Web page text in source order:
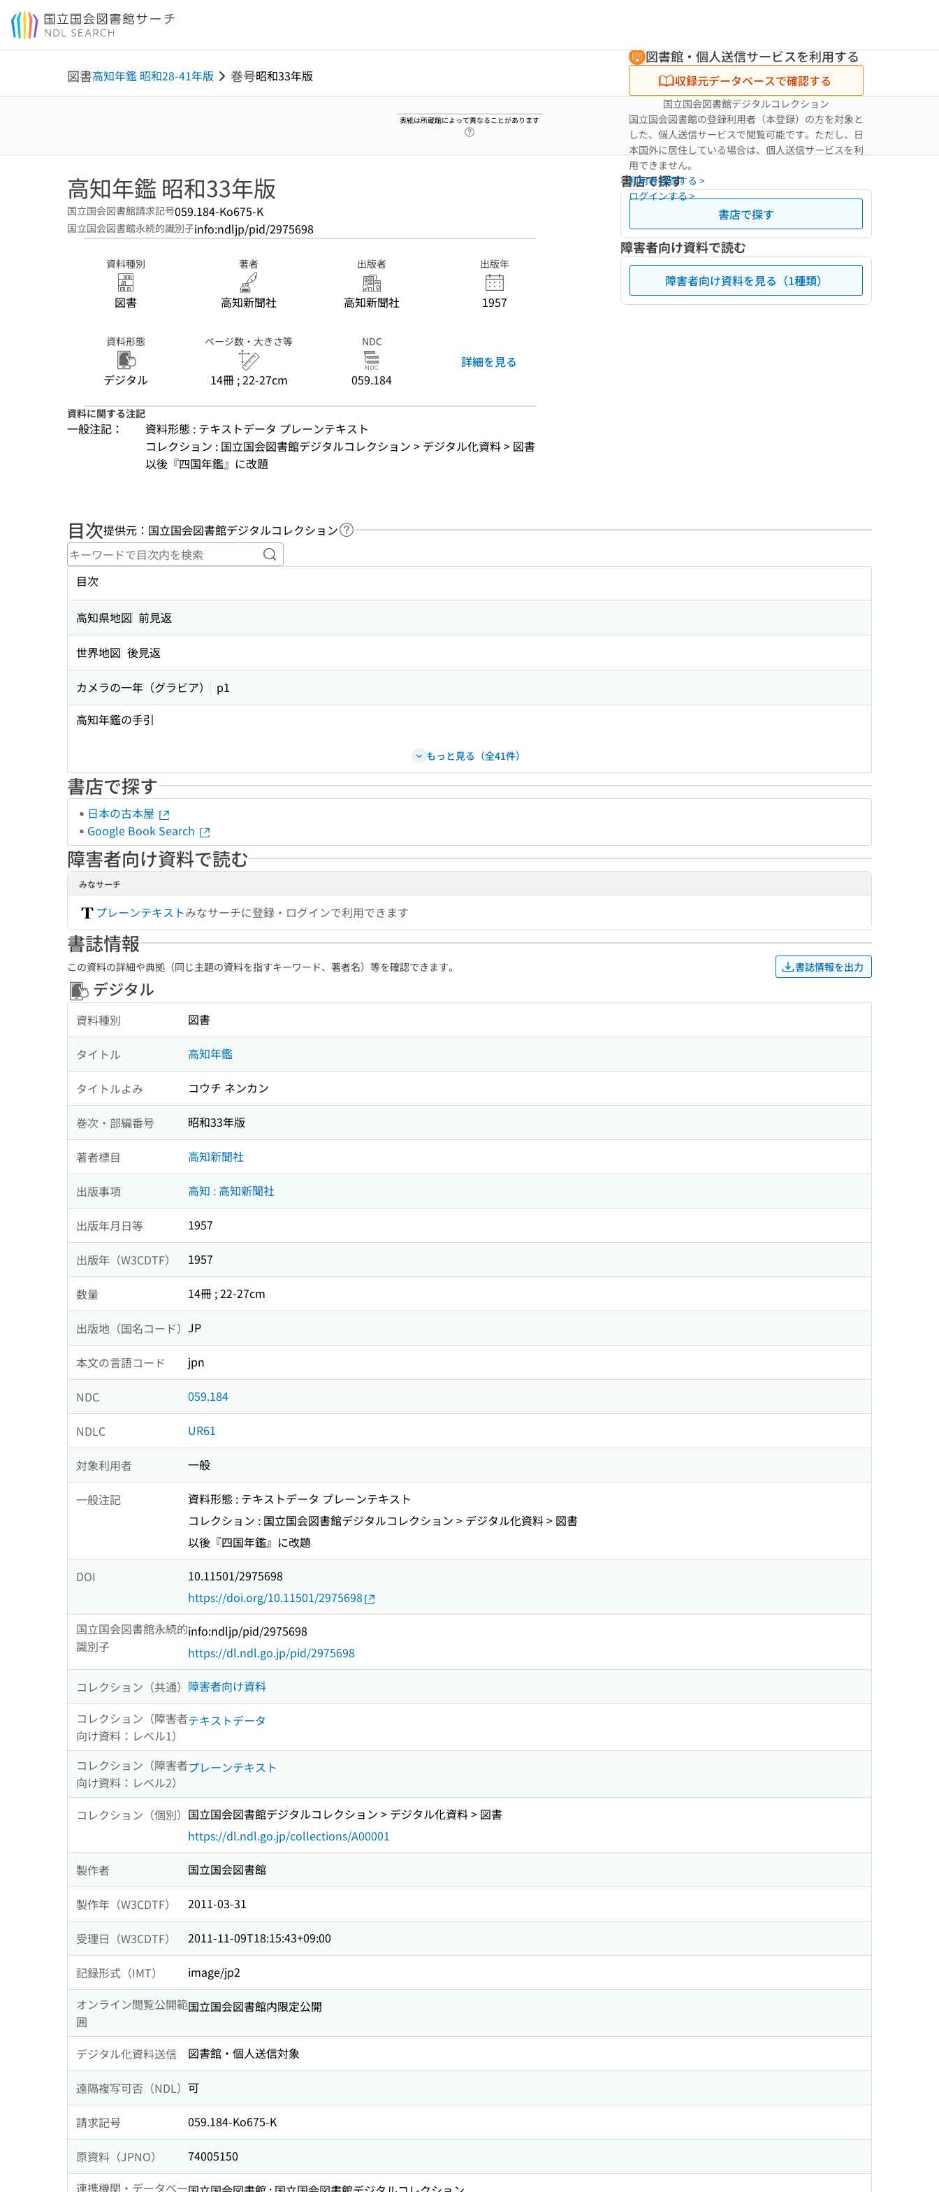
本文へ移動
図書高知年鑑 昭和28-41年版 巻号昭和33年版
表紙は所蔵館によって異なることがあります
図書館・個人送信サービスを利用する
収録元データベースで確認する
国立国会図書館デジタルコレクション
国立国会図書館の登録利用者（本登録）の方を対象と
した、個人送信サービスで閲覧可能です。ただし、日
本国外に居住している場合は、個人送信サービスを利
用できません。
利用者登録する >
ログインする >
高知年鑑 昭和33年版
国立国会図書館請求記号059.184-Ko675-K
国立国会図書館永続的識別子info:ndljp/pid/2975698
資料種別
図書
著者
高知新聞社
出版者
高知新聞社
出版年
1957
資料形態
デジタル
ページ数・大きさ等
14冊 ; 22-27cm
NDC
059.184
詳細を見る
資料に関する注記
一般注記：
資料形態 : テキストデータ プレーンテキスト
コレクション : 国立国会図書館デジタルコレクション > デジタル化資料 > 図書
以後『四国年鑑』に改題
書店で探す
書店で探す
障害者向け資料で読む
障害者向け資料を見る（1種類）
目次提供元：国立国会図書館デジタルコレクション ヘルプページへのリンク
キーワードで目次内を検索
目次
高知県地図 前見返
世界地図 後見返
カメラの一年（グラビア）
p1
高知年鑑の手引
もっと見る（全41件）
書店で探す
日本の古本屋
Google Book Search
障害者向け資料で読む
みなサーチ
プレーンテキストみなサーチに登録・ログインで利用できます
書誌情報
この資料の詳細や典拠（同じ主題の資料を指すキーワード、著者名）等を確認できます。 書誌情報を出力
デジタル
資料種別 図書
タイトル 高知年鑑
タイトルよみ コウチ ネンカン
巻次・部編番号 昭和33年版
著者標目 高知新聞社
出版事項 高知 : 高知新聞社
出版年月日等 1957
出版年（W3CDTF） 1957
数量 14冊 ; 22-27cm
出版地（国名コード） JP
本文の言語コード jpn
NDC 059.184
NDLC UR61
対象利用者 一般
一般注記
資料形態 : テキストデータ プレーンテキスト
コレクション : 国立国会図書館デジタルコレクション > デジタル化資料 > 図書
以後『四国年鑑』に改題
DOI
10.11501/2975698
https://doi.org/10.11501/2975698
国立国会図書館永続的
識別子
info:ndljp/pid/2975698
https://dl.ndl.go.jp/pid/2975698
コレクション（共通） 障害者向け資料
コレクション（障害者
向け資料：レベル1）
テキストデータ
コレクション（障害者
向け資料：レベル2）
プレーンテキスト
コレクション（個別） 国立国会図書館デジタルコレクション > デジタル化資料 > 図書
https://dl.ndl.go.jp/collections/A00001
製作者 国立国会図書館
製作年（W3CDTF） 2011-03-31
受理日（W3CDTF） 2011-11-09T18:15:43+09:00
記録形式（IMT）
image/jp2
オンライン閲覧公開範
囲
国立国会図書館内限定公開
デジタル化資料送信 図書館・個人送信対象
遠隔複写可否（NDL） 可
請求記号 059.184-Ko675-K
原資料（JPNO）
74005150
連携機関・データベー